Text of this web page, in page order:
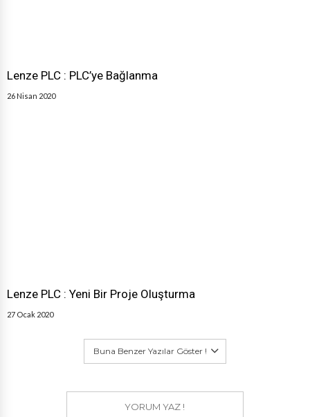
Lenze PLC : PLC’ye Bağlanma
26 Nisan 2020
Lenze PLC : Yeni Bir Proje Oluşturma
27 Ocak 2020
Buna Benzer Yazılar Göster !
YORUM YAZ !